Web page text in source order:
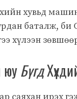
хувьд
баталж, би
хүлээн
юуБүгд
саяхан ирэх